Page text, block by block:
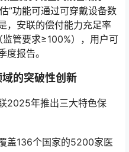
”功能可通过可穿戴设备数
，安联的偿付能力充足率
管要求≥100%），用户可
报告。
的突破性创新
2025年推出三大特色保
盖136个国家的5200家医